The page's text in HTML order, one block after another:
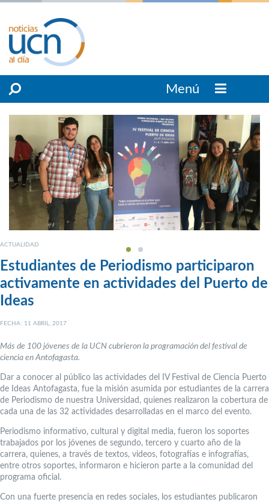
Menú
ACTUALIDAD
Estudiantes de Periodismo participaron
activamente en actividades del Puerto de
Ideas
FECHA: 11 ABRIL, 2017
Más de 100 jóvenes de la UCN cubrieron la programación del festival de
ciencia en Antofagasta.
Dar a conocer al público las actividades del IV Festival de Ciencia Puerto
de Ideas Antofagasta, fue la misión asumida por estudiantes de la carrera
de Periodismo de nuestra Universidad, quienes realizaron la cobertura de
cada una de las 32 actividades desarrolladas en el marco del evento.
Periodismo informativo, cultural y digital media, fueron los soportes
trabajados por los jóvenes de segundo, tercero y cuarto año de la
carrera, quienes, a través de textos, videos, fotografías e infografías,
entre otros soportes, informaron e hicieron parte a la comunidad del
programa oficial.
Con una fuerte presencia en redes sociales, los estudiantes publicaron